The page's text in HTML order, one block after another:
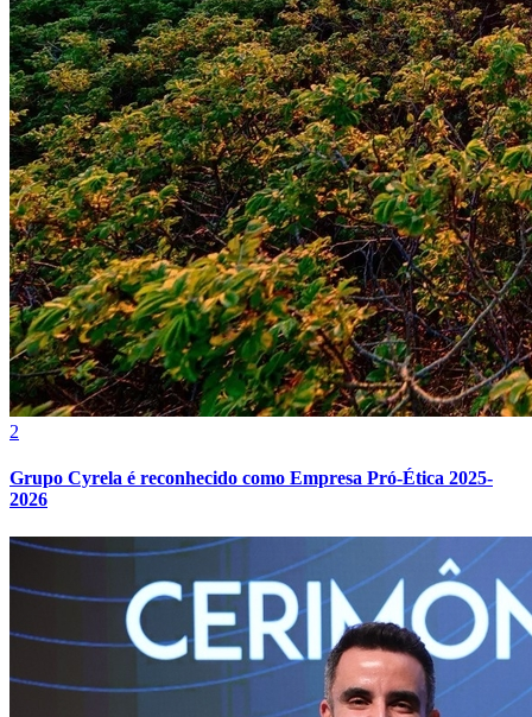
2
Grupo Cyrela é reconhecido como Empresa Pró-Ética 2025-
2026